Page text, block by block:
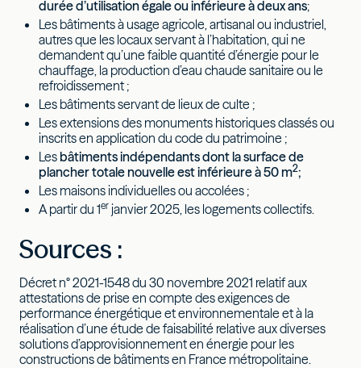
durée d’utilisation égale ou inférieure à deux ans;
Les bâtiments à usage agricole, artisanal ou industriel,
autres que les locaux servant à l’habitation, qui ne
demandent qu’une faible quantité d’énergie pour le
chauffage, la production d’eau chaude sanitaire ou le
refroidissement ;
Les bâtiments servant de lieux de culte ;
Les extensions des monuments historiques classés ou
inscrits en application du code du patrimoine ;
Les bâtiments indépendantsdont la surface de
plancher totale nouvelle est inférieure à 50 m2;
Les maisons individuelles ou accolées ;
A partir du 1er janvier 2025, les logements collectifs.
Sources :
Décret n° 2021-1548 du 30 novembre 2021 relatif aux
attestations de prise en compte des exigences de
performance énergétique et environnementale et à la
réalisation d’une étude de faisabilité relative aux diverses
solutions d’approvisionnement en énergie pour les
constructions de bâtiments en France métropolitaine.